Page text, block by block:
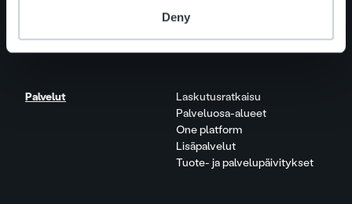
Deny
Ihmiset ja kulttuurimme
Vastuullisuus
Palvelut
Laskutusratkaisu
Palveluosa-alueet
One platform
Lisäpalvelut
Tuote- ja palvelupäivitykset